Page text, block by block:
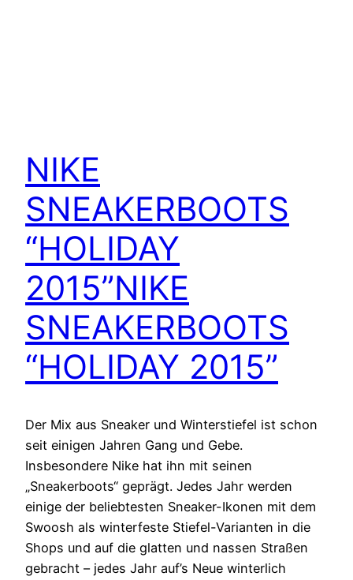
NIKE
SNEAKERBOOTS
“HOLIDAY
2015”NIKE
SNEAKERBOOTS
“HOLIDAY 2015”
Der Mix aus Sneaker und Winterstiefel ist schon
seit einigen Jahren Gang und Gebe.
Insbesondere Nike hat ihn mit seinen
„Sneakerboots“ geprägt. Jedes Jahr werden
einige der beliebtesten Sneaker-Ikonen mit dem
Swoosh als winterfeste Stiefel-Varianten in die
Shops und auf die glatten und nassen Straßen
gebracht – jedes Jahr auf’s Neue winterlich